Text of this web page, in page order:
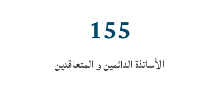
155
الأساتذة الدائمين و المتعاقدين